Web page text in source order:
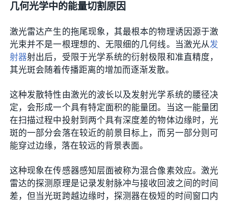
几何光学中的能量切割原因
激光雷达产生的拖尾现象，其最根本的物理诱因源于激
光束并不是一根理想的、无限细的几何线。当激光从发
射器射出后，受限于光学系统的衍射极限和准直精度，
其光斑会随着传播距离的增加而逐渐发散。
这种发散特性由激光的波长以及发射光学系统的腰径决
定，会形成一个具有特定面积的能量团。当这一能量团
在扫描过程中投射到两个具有深度差的物体边缘时，光
斑的一部分会落在较近的前景目标上，而另一部分则可
能穿过边缘，落在较远的背景表面。
这种现象在传感器感知层面被称为混合像素效应。激光
雷达的探测原理是记录发射脉冲与接收回波之间的时间
差，但当光斑跨越边缘时，探测器在极短的时间窗口内